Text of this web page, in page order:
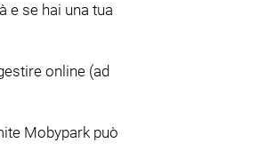
e se hai una tua
online (ad
Mobypark può